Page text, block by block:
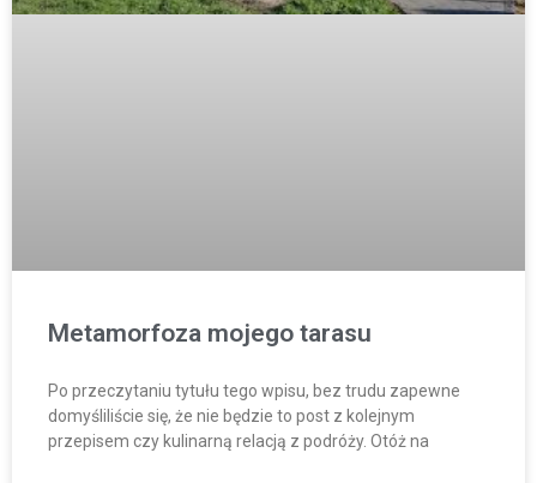
Metamorfoza mojego tarasu
Po przeczytaniu tytułu tego wpisu, bez trudu zapewne
domyśliliście się, że nie będzie to post z kolejnym
przepisem czy kulinarną relacją z podróży. Otóż na